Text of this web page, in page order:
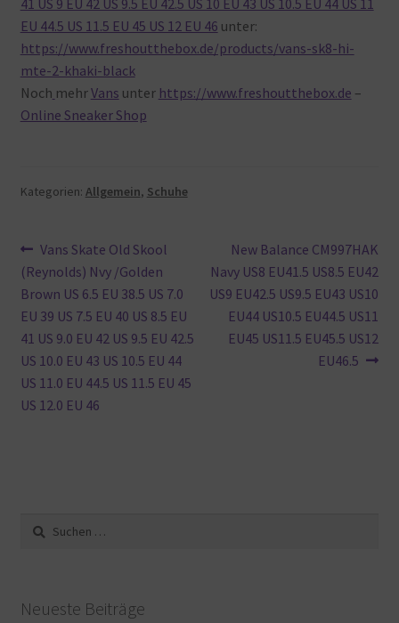
EU 44.5 US 11.5 EU 45 US 12 EU 46 unter:
https://www.freshoutthebox.de/products/vans-sk8-hi-
mte-2-khaki-black
Noch mehrVans unter https://www.freshoutthebox.de –
Online Sneaker Shop
Kategorien: Allgemein, Schuhe
Beitragsnavigation
Vorheriger
Beitrag:
Vans Skate Old Skool
(Reynolds) Nvy /Golden
Brown US 6.5 EU 38.5 US 7.0
EU 39 US 7.5 EU 40 US 8.5 EU
41 US 9.0 EU 42 US 9.5 EU 42.5
US 10.0 EU 43 US 10.5 EU 44
US 11.0 EU 44.5 US 11.5 EU 45
US 12.0 EU 46
Nächster
Beitrag:
New Balance CM997HAK
Navy US8 EU41.5 US8.5 EU42
US9 EU42.5 US9.5 EU43 US10
EU44 US10.5 EU44.5 US11
EU45 US11.5 EU45.5 US12
EU46.5
Suche
nach:
Neueste Beiträge